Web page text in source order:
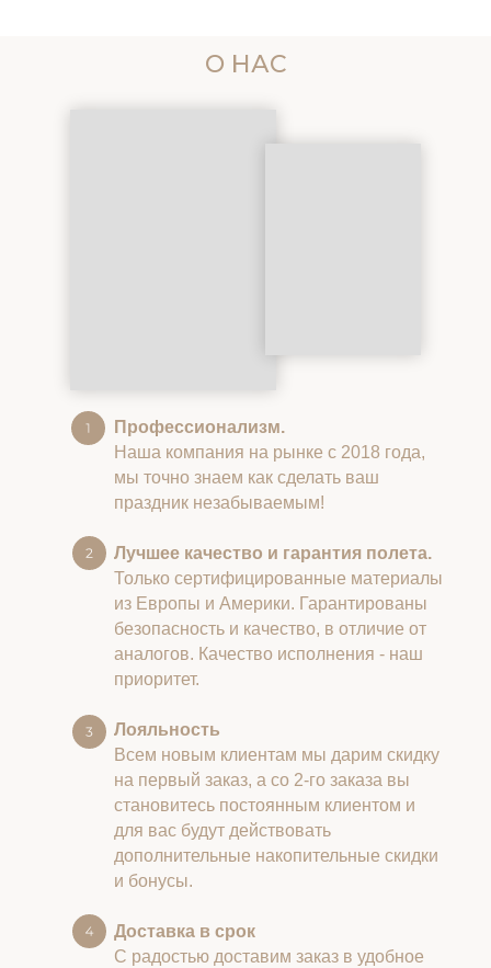
О НАС
Профессионализм.
Наша компания на рынке с 2018 года,
мы точно знаем как сделать ваш
праздник незабываемым!
Лучшее качество и гарантия полета.
Только сертифицированные материалы
из Европы и Америки. Гарантированы
безопасность и качество, в отличие от
аналогов. Качество исполнения - наш
приоритет.
Лояльность
Всем новым клиентам мы дарим скидку
на первый заказ, а со 2-го заказа вы
становитесь постоянным клиентом и
для вас будут действовать
дополнительные накопительные скидки
и бонусы.
Доставка в срок
С радостью доставим заказ в удобное